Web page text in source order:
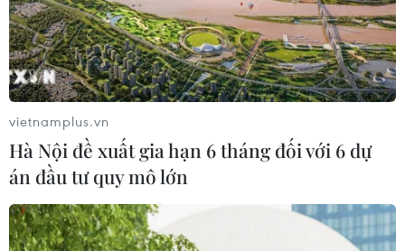
vietnamplus.vn
Hà Nội đề xuất gia hạn 6 tháng đối với 6 dự
án đầu tư quy mô lớn